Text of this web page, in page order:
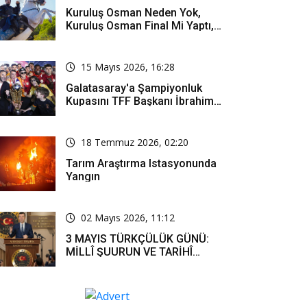
Kuruluş Osman Neden Yok,
Kuruluş Osman Final Mi Yaptı,
Zaman Yayınlanacak?
15 Mayıs 2026, 16:28
Galatasaray'a Şampiyonluk
Kupasını TFF Başkanı İbrahim
18 Temmuz 2026, 02:20
Tarım Araştırma Istasyonunda
Yangın
02 Mayıs 2026, 11:12
3 MAYIS TÜRKÇÜLÜK GÜNÜ:
MİLLÎ ŞUURUN VE TARİHÎ